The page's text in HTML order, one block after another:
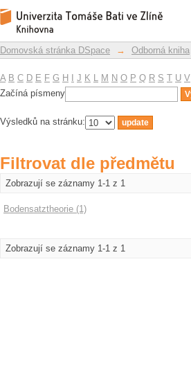
Filtrovat dle předmětu
Repozitář DSpace/Manakin
Domovská stránka DSpace → Odborná kniha
A B C D E F G H J K L M N O P Q R S T U V
Začíná písmeny
Výsledků na stránku:
Filtrovat dle předmětu
Zobrazují se záznamy 1-1 z 1
Bodensatztheorie (1)
Zobrazují se záznamy 1-1 z 1